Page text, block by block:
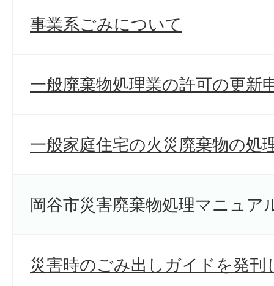
事業系ごみについて
一般廃棄物処理業の許可の更新
一般家庭住宅の火災廃棄物の処
岡谷市災害廃棄物処理マニュア
災害時のごみ出しガイドを発刊